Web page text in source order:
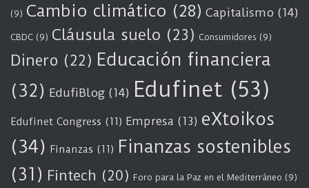
(9) Cambio climático (28) Capitalismo (14)
CBDC (9) Cláusula suelo (23) Consumidores (9)
Dinero (22) Educación financiera
(32) EdufiBlog (14) Edufinet (53)
Edufinet Congress (11) Empresa (13) eXtoikos
(34) Finanzas (11) Finanzas sostenibles
(31) Fintech (20) Foro para la Paz en el Mediterráneo (9)